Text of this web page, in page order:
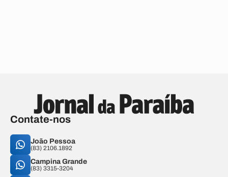
Contate-nos
João Pessoa
(83) 2106.1892
Campina Grande
(83) 3315-3204